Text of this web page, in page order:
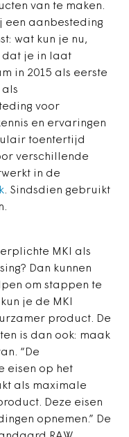
van te maken.
een aanbesteding
wat kun je nu,
dat je in laat
in 2015 als eerste
voor
en ervaringen
toentertijd
verschillende
in de
. Sindsdien gebruikt
MKI als
Dan kunnen
om stappen te
je de MKI
product. De
is dan ook: maak
“De
eisen op het
als maximale
Deze eisen
opnemen.” De